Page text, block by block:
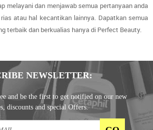
melayani dan menjawab semua pertanyaan anda
atau hal kecantikan lainnya. Dapatkan semua
terbaik dan berkualias hanya di Perfect Beauty.
NEWSLETTER:
and be the first to get notified on our new
discounts and special Offers.